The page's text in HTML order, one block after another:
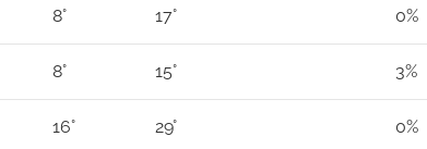
8° 17° 0%
8° 15° 3%
16° 29° 0%